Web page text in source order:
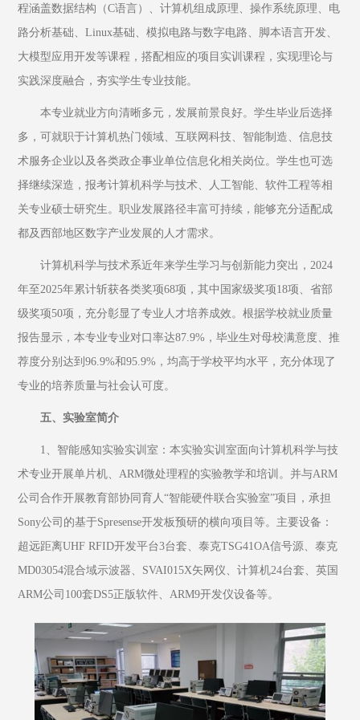
程涵盖数据结构（C语言）、计算机组成原理、操作系统原理、电
路分析基础、Linux基础、模拟电路与数字电路、脚本语言开发、
大模型应用开发等课程，搭配相应的项目实训课程，实现理论与
实践深度融合，夯实学生专业技能。
本专业就业方向清晰多元，发展前景良好。学生毕业后选择
多，可就职于计算机热门领域、互联网科技、智能制造、信息技
术服务企业以及各类政企事业单位信息化相关岗位。学生也可选
择继续深造，报考计算机科学与技术、人工智能、软件工程等相
关专业硕士研究生。职业发展路径丰富可持续，能够充分适配成
都及西部地区数字产业发展的人才需求。
计算机科学与技术系近年来学生学习与创新能力突出，2024
年至2025年累计斩获各类奖项68项，其中国家级奖项18项、省部
级奖项50项，充分彰显了专业人才培养成效。根据学校就业质量
报告显示，本专业专业对口率达87.9%，毕业生对母校满意度、推
荐度分别达到96.9%和95.9%，均高于学校平均水平，充分体现了
专业的培养质量与社会认可度。
五、实验室简介
1、智能感知实验实训室：本实验实训室面向计算机科学与技
术专业开展单片机、ARM微处理程的实验教学和培训。并与ARM
公司合作开展教育部协同育人“智能硬件联合实验室”项目，承担
Sony公司的基于Spresense开发板预研的横向项目等。主要设备：
超远距离UHF RFID开发平台3台套、泰克TSG41OA信号源、泰克
MD03054混合域示波器、SVAI015X矢网仪、计算机24台套、英国
ARM公司100套DS5正版软件、ARM9开发仪设备等。